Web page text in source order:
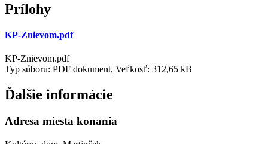
Prílohy
KP-Znievom.pdf
KP-Znievom.pdf
Typ súboru: PDF dokument, Veľkosť: 312,65 kB
Ďalšie informácie
Adresa miesta konania